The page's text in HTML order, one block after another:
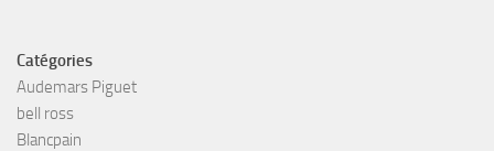
Catégories
Audemars Piguet
bell ross
Blancpain